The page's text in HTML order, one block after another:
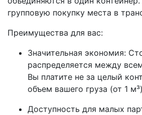
групповую покупку места в
Преимущества для вас:
Значительная экономия:
распределяется между
Вы платите не за целый
объем вашего груза (от 1
Доступность для малых